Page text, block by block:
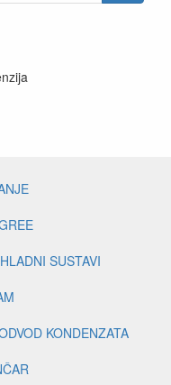
SUSTAVI
KONDENZATA